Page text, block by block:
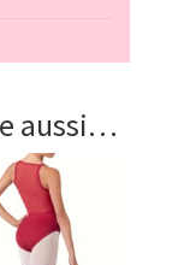
aussi…